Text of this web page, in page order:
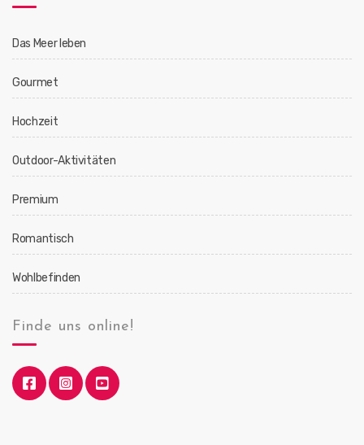
Das Meer leben
Gourmet
Hochzeit
Outdoor-Aktivitäten
Premium
Romantisch
Wohlbefinden
Finde uns online!